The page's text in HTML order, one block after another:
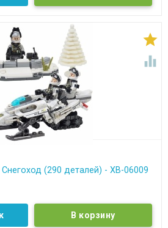


(290 деталей) - XB-06009